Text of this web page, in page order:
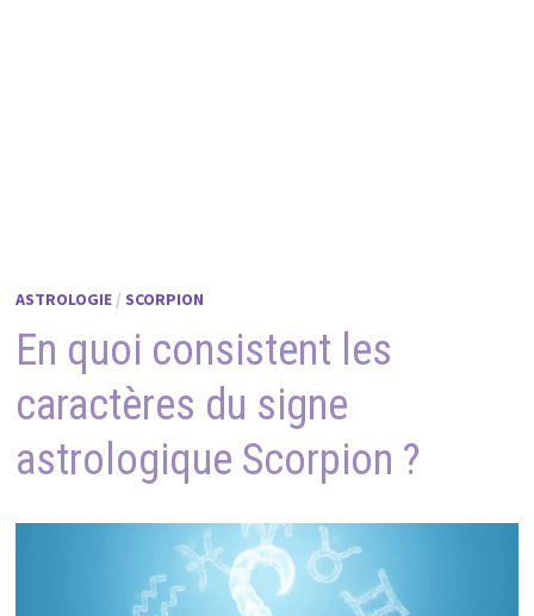
ASTROLOGIE/ SCORPION
En quoi consistent les
caractères du signe
astrologique Scorpion ?